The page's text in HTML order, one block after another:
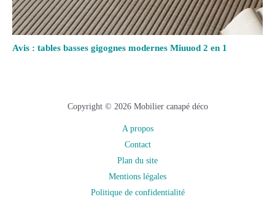
Avis : tables basses gigognes modernes Miuuod 2 en 1
Copyright © 2026 Mobilier canapé déco
A propos
Contact
Plan du site
Mentions légales
Politique de confidentialité